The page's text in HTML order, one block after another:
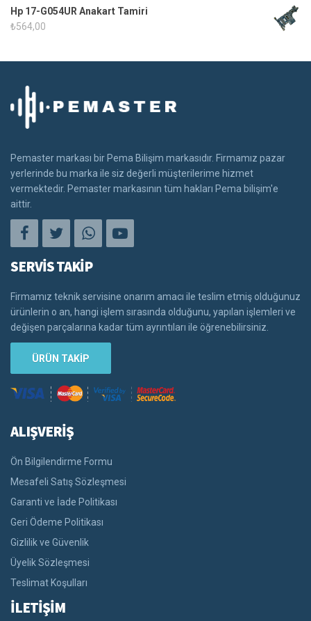
Hp 17-G054UR Anakart Tamiri
₺564,00
Pemaster markası bir Pema Bilişim markasıdır. Firmamız pazar
yerlerinde bu marka ile siz değerli müşterilerime hizmet
vermektedir. Pemaster markasının tüm hakları Pema bilişim'e
aittir.
SERVİS TAKİP
Firmamız teknik servisine onarım amacı ile teslim etmiş olduğunuz
ürünlerin o an, hangi işlem sırasında olduğunu, yapılan işlemleri ve
değişen parçalarına kadar tüm ayrıntıları ile öğrenebilirsiniz.
ÜRÜN TAKİP
ALIŞVERİŞ
Ön Bilgilendirme Formu
Mesafeli Satış Sözleşmesi
Garanti ve İade Politikası
Geri Ödeme Politikası
Gizlilik ve Güvenlik
Üyelik Sözleşmesi
Teslimat Koşulları
İLETİŞİM